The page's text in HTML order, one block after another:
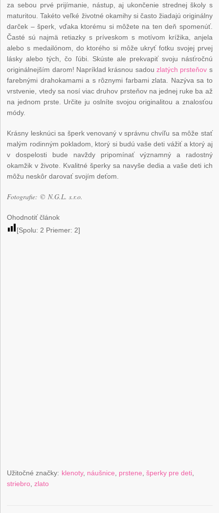
za sebou prvé prijímanie, nástup, aj ukončenie strednej školy s
maturitou. Takéto veľké životné okamihy si často žiadajú originálny
darček – šperk, vďaka ktorému si môžete na ten deň spomenúť.
Časté sú najmä retiazky s príveskom s motívom krížika, anjela
alebo s medailónom, do ktorého si môže ukryť fotku svojej prvej
lásky alebo tých, čo ľúbi. Skúste ale prekvapiť svoju násťročnú
originálnejším darom! Napríklad krásnou sadouzlatých prsteňov s
farebnými drahokamami a s rôznymi farbami zlata. Nazýva sa to
vrstvenie, vtedy sa nosí viac druhov prsteňov na jednej ruke ba až
na jednom prste. Určite ju oslníte svojou originalitou a znalosťou
módy.
Krásny lesknúci sa šperk venovaný v správnu chvíľu sa môže stať
malým rodinným pokladom, ktorý si budú vaše deti vážiť a ktorý aj
v dospelosti bude navždy pripomínať významný a radostný
okamžik v živote. Kvalitné šperky sa navyše dedia a vaše deti ich
môžu neskôr darovať svojím deťom.
Fotografie: © N.G.L. s.r.o.
Ohodnotiť článok
[Spolu: 2 Priemer: 2]
Užitočné značky: klenoty, náušnice prstene ,šperky pre deti
striebro ,zlato